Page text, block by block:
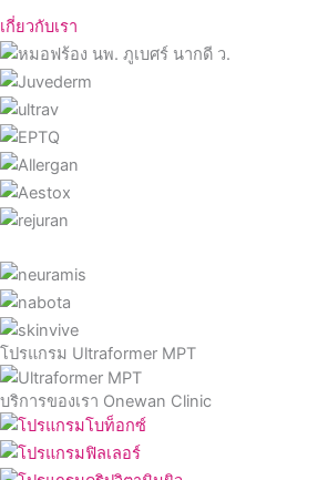
เกี่ยวกับเรา
โปรแกรม Ultraformer MPT
บริการของเรา Onewan Clinic